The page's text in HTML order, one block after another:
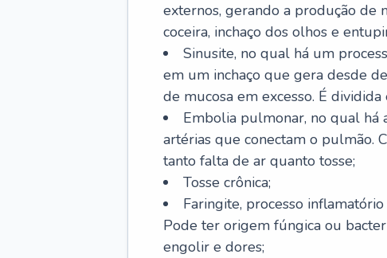
externos, gerando a produção de
coceira, inchaço dos olhos e
Sinusite, no qual há um
em um inchaço que gera desde
de mucosa em excesso. É
Embolia pulmonar, no qual há
artérias que conectam o pulmão.
tanto falta de ar quanto tosse;
Tosse crônica;
Faringite, processo
Pode ter origem fúngica ou
engolir e dores;